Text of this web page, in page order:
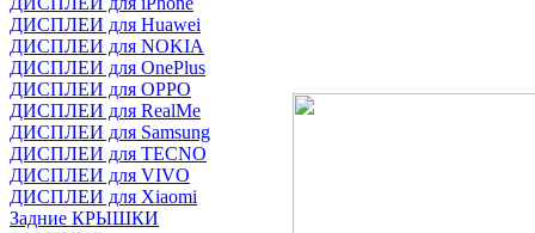
ДИСПЛЕИ для Huawei
ДИСПЛЕИ для NOKIA
ДИСПЛЕИ для OnePlus
ДИСПЛЕИ для OPPO
ДИСПЛЕИ для RealMe
ДИСПЛЕИ для Samsung
ДИСПЛЕИ для TECNO
ДИСПЛЕИ для VIVO
ДИСПЛЕИ для Xiaomi
Задние КРЫШКИ